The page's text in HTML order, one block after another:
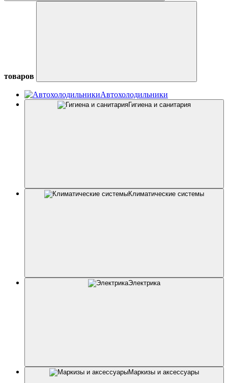
товаров
Автохолодильники
Гигиена и санитария
Климатические системы
Электрика
Маркизы и аксессуары